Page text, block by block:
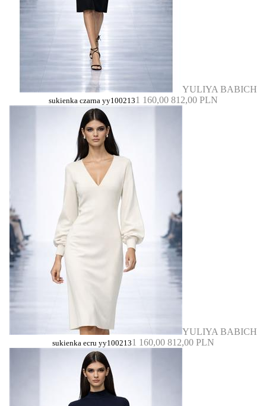
YULIYA BABICH
sukienka czarna yy1002131 160,00 812,00 PLN
YULIYA BABICH
sukienka ecru yy1002131 160,00 812,00 PLN